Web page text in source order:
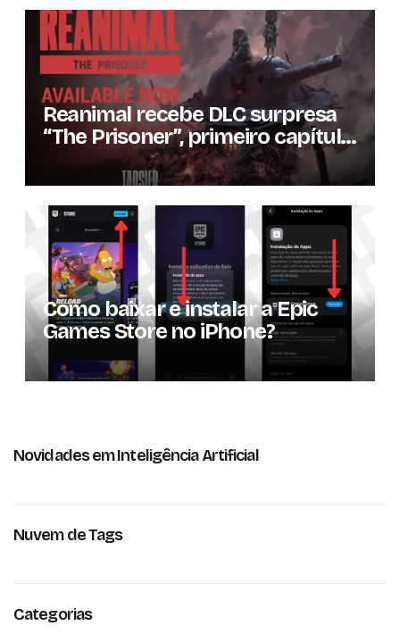
Reanimal recebe DLC surpresa
“The Prisoner”, primeiro capítulo
da expansão de história
Como baixar e instalar a Epic
Games Store no iPhone?
Novidades em Inteligência Artificial
Nuvem de Tags
Categorias